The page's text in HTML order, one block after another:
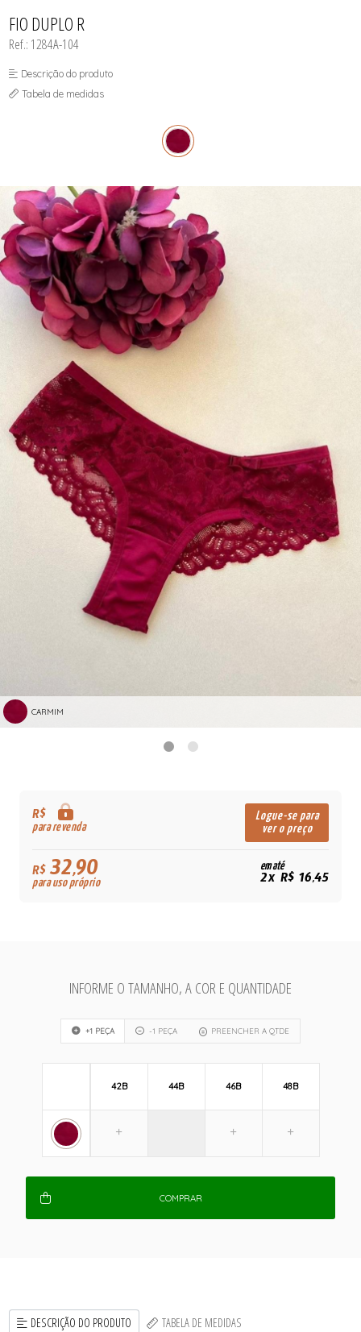
FIO DUPLO R
Ref.: 1284A-104
Descrição do produto
Tabela de medidas
CARMIM
R$
para revenda
Logue-se para
ver o preço
R$32,90
para uso próprio
em até
2x R$ 16,45
INFORME O TAMANHO, A COR E QUANTIDADE
+1 PEÇA -1 PEÇA PREENCHER A QTDE
42B 44B 46B 48B
COMPRAR
DESCRIÇÃO DO PRODUTO TABELA DE MEDIDAS